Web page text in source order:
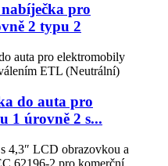
pro
2 typu 2
do auta pro
1 úrovně 2 s...